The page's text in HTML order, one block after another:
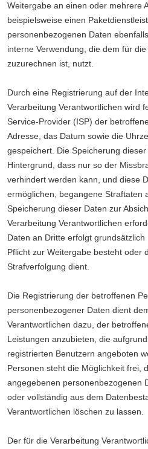
Weitergabe an einen oder mehrere
beispielsweise einen
personenbezogenen Daten
interne Verwendung, die dem für
zuzurechnen ist, nutzt.
Durch eine Registrierung auf der
Verarbeitung Verantwortlichen wird
Service-Provider (ISP) der
Adresse, das Datum sowie die
gespeichert. Die Speicherung
Hintergrund, dass nur so der
verhindert werden kann, und diese
ermöglichen, begangene Straftaten
Speicherung dieser Daten zur
Verarbeitung Verantwortlichen
Daten an Dritte erfolgt
Pflicht zur Weitergabe besteht oder
Strafverfolgung dient.
Die Registrierung der betroffenen
personenbezogener Daten dient
Verantwortlichen dazu, der
Leistungen anzubieten, die
registrierten Benutzern angeboten
Personen steht die Möglichkeit frei,
angegebenen personenbezogenen
oder vollständig aus dem
Verantwortlichen löschen zu lassen.
Der für die Verarbeitung